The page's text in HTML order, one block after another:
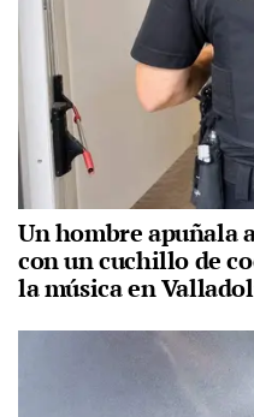
Un hombre apuñala
con un cuchillo de
la música en